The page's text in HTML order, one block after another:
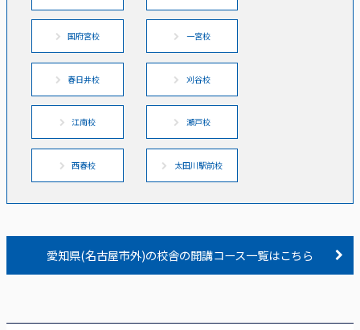
国府宮校 一宮校
春日井校 刈谷校
江南校 瀬戸校
西春校 太田川駅前校
愛知県(名古屋市外)の校舎の開講コース一覧はこちら